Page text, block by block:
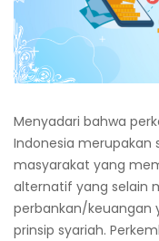
Menyadari bahwa
Indonesia merupakan
masyarakat yang
alternatif yang selain
perbankan/keuangan
prinsip syariah.